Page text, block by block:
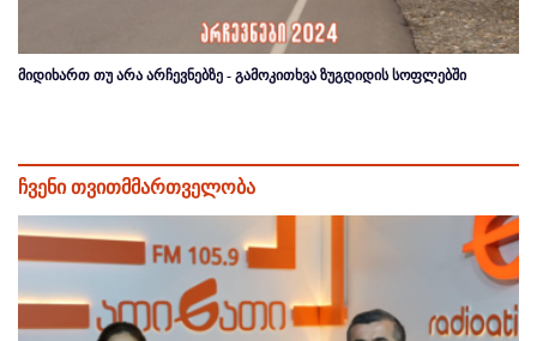
მიდიხართ თუ არა არჩევნებზე - გამოკითხვა ზუგდიდის სოფლებში
ჩვენი თვითმმართველობა